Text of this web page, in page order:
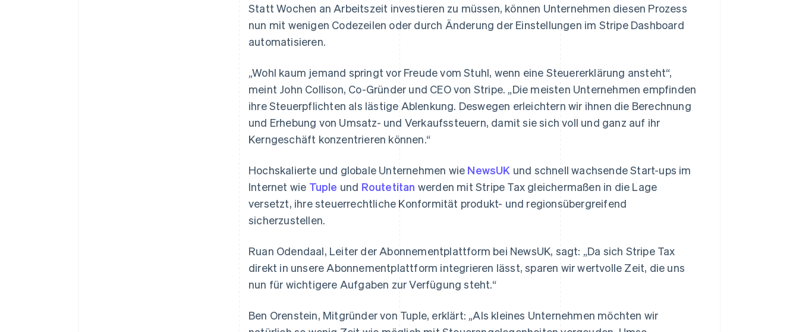
Statt Wochen an Arbeitszeit investieren zu müssen, können Unternehmen diesen Prozess
nun mit wenigen Codezeilen oder durch Änderung der Einstellungen im Stripe Dashboard
automatisieren.
„Wohl kaum jemand springt vor Freude vom Stuhl, wenn eine Steuererklärung ansteht“,
meint John Collison, Co-Gründer und CEO von Stripe. „Die meisten Unternehmen empfinden
ihre Steuerpflichten als lästige Ablenkung. Deswegen erleichtern wir ihnen die Berechnung
und Erhebung von Umsatz- und Verkaufssteuern, damit sie sich voll und ganz auf ihr
Kerngeschäft konzentrieren können.“
Hochskalierte und globale Unternehmen wie NewsUK und schnell wachsende Start-ups im
Internet wie Tuple und Routetitan werden mit Stripe Tax gleichermaßen in die Lage
versetzt, ihre steuerrechtliche Konformität produkt- und regionsübergreifend
sicherzustellen.
Ruan Odendaal, Leiter der Abonnementplattform bei NewsUK, sagt: „Da sich Stripe Tax
direkt in unsere Abonnementplattform integrieren lässt, sparen wir wertvolle Zeit, die uns
nun für wichtigere Aufgaben zur Verfügung steht.“
Ben Orenstein, Mitgründer von Tuple, erklärt: „Als kleines Unternehmen möchten wir